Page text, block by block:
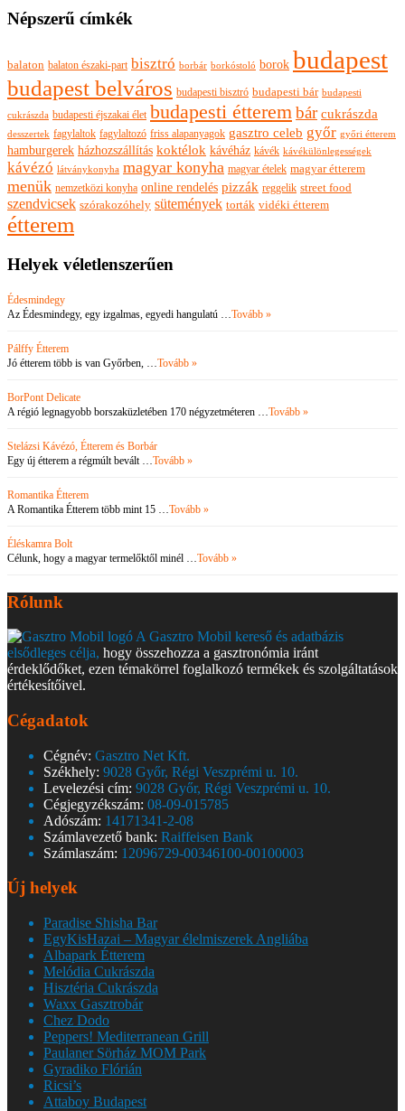
Népszerű címkék
balaton balaton északi-part bisztró borbár borkóstoló borok budapest
budapest belváros budapesti bisztró budapesti bár budapesti
cukrászda budapesti éjszakai élet budapesti étterembár cukrászda
desszertek fagylaltok fagylaltozó friss alapanyagok gasztro celeb győr győri étterem
hamburgerek házhozszállítás koktélok kávéház kávék kávékülönlegességek
kávézó látványkonyha magyar konyha magyar ételek magyar étterem
menük nemzetközi konyha online rendelés pizzák reggelik street food
szendvicsek szórakozóhely sütemények torták vidéki étterem
étterem
Helyek véletlenszerűen
Édesmindegy
Az Édesmindegy, egy izgalmas, egyedi hangulatú …Tovább »
Pálffy Étterem
Jó étterem több is van Győrben, …Tovább »
BorPont Delicate
A régió legnagyobb borszaküzletében 170 négyzetméteren …Tovább »
Stelázsi Kávézó, Étterem és Borbár
Egy új étterem a régmúlt bevált …Tovább »
Romantika Étterem
A Romantika Étterem több mint 15 …Tovább »
Éléskamra Bolt
Célunk, hogy a magyar termelőktől minél …Tovább »
Rólunk
A Gasztro Mobil kereső és adatbázis
elsődleges célja, hogy összehozza a gasztronómia iránt
érdeklődőket, ezen témakörrel foglalkozó termékek és szolgáltatások
értékesítőivel.
Cégadatok
Cégnév: Gasztro Net Kft.
Székhely: 9028 Győr, Régi Veszprémi u. 10.
Levelezési cím: 9028 Győr, Régi Veszprémi u. 10.
Cégjegyzékszám: 08-09-015785
Adószám: 14171341-2-08
Számlavezető bank: Raiffeisen Bank
Számlaszám: 12096729-00346100-00100003
Új helyek
Paradise Shisha Bar
EgyKisHazai – Magyar élelmiszerek Angliába
Albapark Étterem
Melódia Cukrászda
Hisztéria Cukrászda
Waxx Gasztrobár
Chez Dodo
Peppers! Mediterranean Grill
Paulaner Sörház MOM Park
Gyradiko Flórián
Ricsi’s
Attaboy Budapest